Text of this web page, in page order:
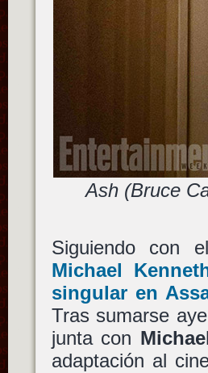
Ash (Bruce
Siguiendo con
Michael
singular en
Tras sumarse
junta con
adaptación al